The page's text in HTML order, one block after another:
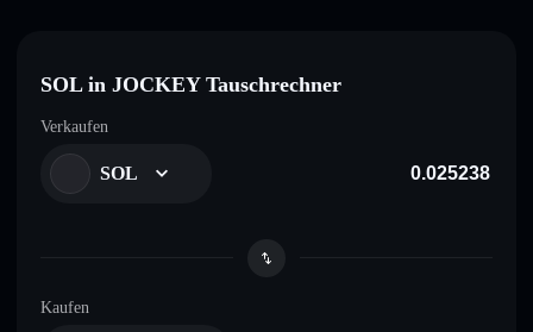
SOL in JOCKEY Tauschrechner
Verkaufen
SOL
Kaufen